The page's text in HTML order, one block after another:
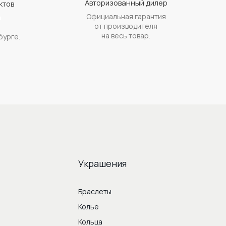
Авторизованный дилер
Официальная гарантия
от производителя
на весь товар.
Украшения
Браслеты
Колье
Кольца